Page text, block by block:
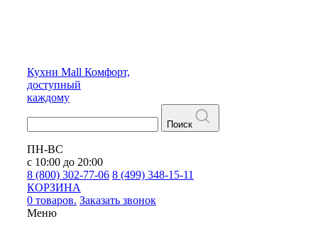
Кухни Mall Комфорт,
доступный
каждому
Поиск
ПН-ВС
с 10:00 до 20:00
8 (800) 302-77-06 8 (499) 348-15-11
КОРЗИНА
0 товаров. Заказать звонок
Меню